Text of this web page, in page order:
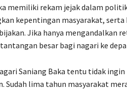
memiliki rekam jejak dalam
kepentingan masyarakat, serta
Jika hanya mengandalkan
besar bagi nagari ke
Saniang Baka tentu tidak
Sudah lima tahun masyarakat